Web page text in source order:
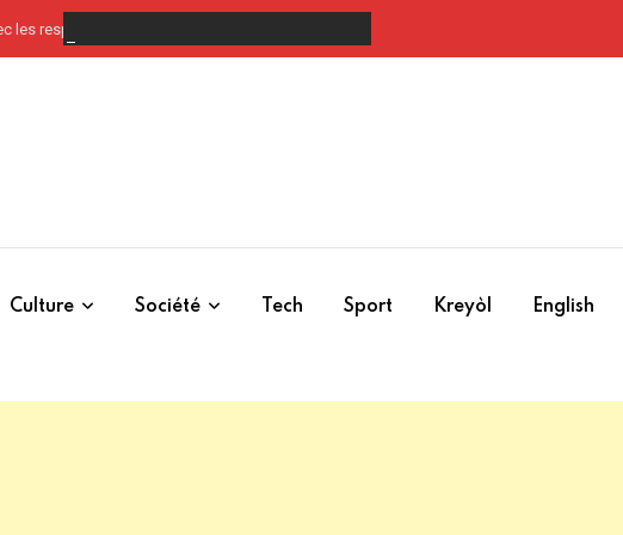
les responsables religieux à Caracol dans le Nord-Est
Culture Société Tech Sport Kreyòl English